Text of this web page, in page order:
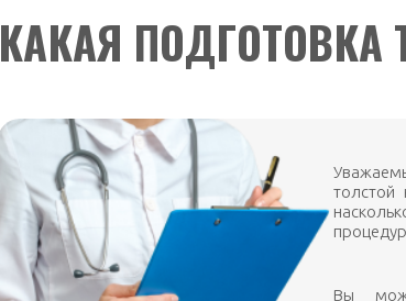
КАКАЯ ПОДГОТОВКА
толстой
Вы